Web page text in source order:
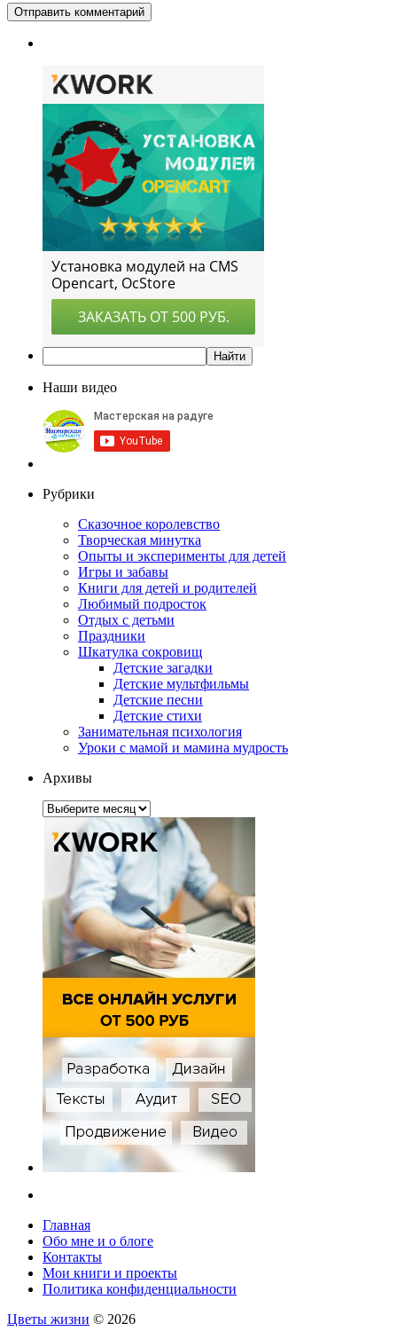
Наши видео
Рубрики
Сказочное королевство
Творческая минутка
Опыты и эксперименты для детей
Игры и забавы
Книги для детей и родителей
Любимый подросток
Отдых с детьми
Праздники
Шкатулка сокровищ
Детские загадки
Детские мультфильмы
Детские песни
Детские стихи
Занимательная психология
Уроки с мамой и мамина мудрость
Архивы
Архивы
Главная
Обо мне и о блоге
Контакты
Мои книги и проекты
Политика конфиденциальности
Цветы жизни © 2026